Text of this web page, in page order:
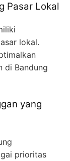
Pasar Lokal
lokal.
di Bandung
yang
prioritas